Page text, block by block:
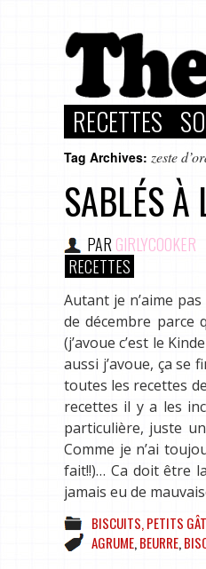
RECETTES
Tag Archives: zeste
SABLÉS À
PAR GIRLYCOOKER
RECETTES
Autant je n’aime
de décembre parce
(j’avoue c’est le
aussi j’avoue, ça se
toutes les recettes
recettes il y a les
particulière, juste
Comme je n’ai
fait!!)… Ca doit être
jamais eu de
BISCUITS, PETITS
AGRUME,BEURRE,